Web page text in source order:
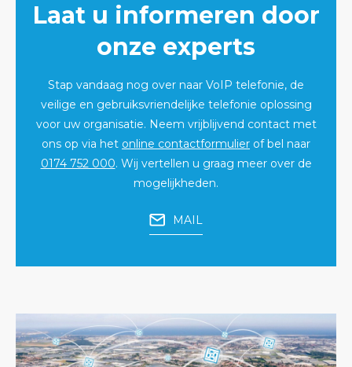
Laat u informeren door
onze experts
Stap vandaag nog over naar VoIP telefonie, de
veilige en gebruiksvriendelijke telefonie oplossing
voor uw organisatie. Neem vrijblijvend contact met
ons op via het online contactformulier of bel naar
0174 752 000. Wij vertellen u graag meer over de
mogelijkheden.
MAIL